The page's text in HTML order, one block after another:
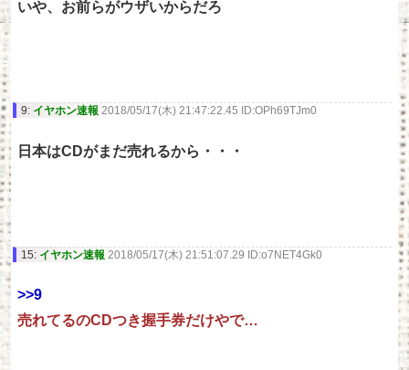
いや、お前らがウザいからだろ
9: イヤホン速報 2018/05/17(木) 21:47:22.45 ID:OPh69TJm0
日本はCDがまだ売れるから・・・
15: イヤホン速報 2018/05/17(木) 21:51:07.29 ID:o7NET4Gk0
>>9
売れてるのCDつき握手券だけやで…